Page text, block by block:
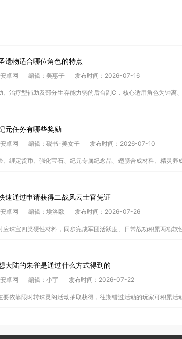
遗物适合哪位角色的特点
卓网 编辑：美惠子 发布时间：2026-07-16
、治疗型辅助及部分生存能力弱的后台副C，核心适用角色为钟离
元任务有哪些奖励
卓网 编辑：砚书-美女子 发布时间：2026-07-10
绑定货币、强化宝石、纪元专属纪念品、翅膀合成材料、精灵养
速通过申请获得二战风云士官凭证
卓网 编辑：埃洛欧 发布时间：2026-07-26
珠宝四类硬性材料，同步完成军团活跃度、日常战功积累两项软
大陆的朱雀是通过什么方式得到的
卓网 编辑：小宇 发布时间：2026-07-22
要依靠限时转珠灵阁活动抽取获得，往期错过活动的玩家可积累活